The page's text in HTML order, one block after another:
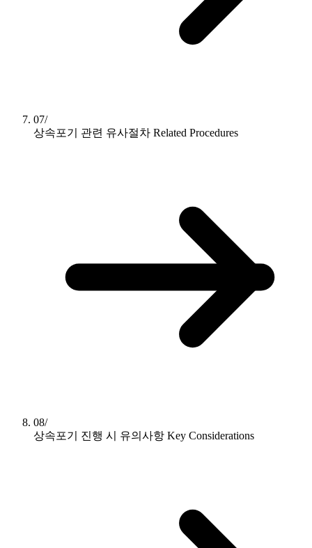
07/
상속포기 관련 유사절차 Related Procedures
08/
상속포기 진행 시 유의사항 Key Considerations